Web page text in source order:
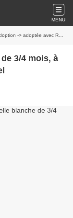
MENU
-> adoptée avec Russel
3/4 mois, à